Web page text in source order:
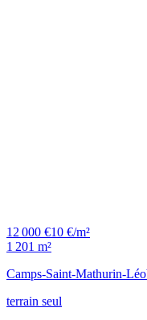
12 000 €10 €/m²
1 201 m²
Camps-Saint-Mathurin-
terrain seul